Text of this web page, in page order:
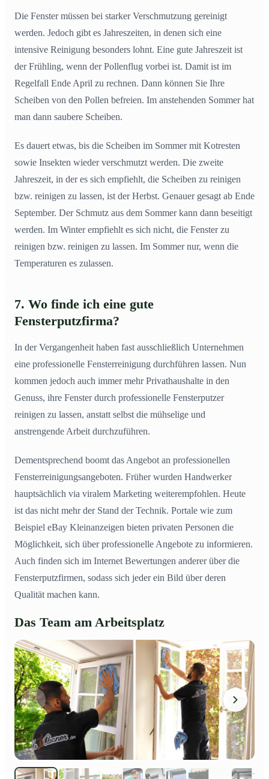
Die Fenster müssen bei starker Verschmutzung gereinigt
werden. Jedoch gibt es Jahreszeiten, in denen sich eine
intensive Reinigung besonders lohnt. Eine gute Jahreszeit ist
der Frühling, wenn der Pollenflug vorbei ist. Damit ist im
Regelfall Ende April zu rechnen. Dann können Sie Ihre
Scheiben von den Pollen befreien. Im anstehenden Sommer hat
man dann saubere Scheiben.
Es dauert etwas, bis die Scheiben im Sommer mit Kotresten
sowie Insekten wieder verschmutzt werden. Die zweite
Jahreszeit, in der es sich empfiehlt, die Scheiben zu reinigen
bzw. reinigen zu lassen, ist der Herbst. Genauer gesagt ab Ende
September. Der Schmutz aus dem Sommer kann dann beseitigt
werden. Im Winter empfiehlt es sich nicht, die Fenster zu
reinigen bzw. reinigen zu lassen. Im Sommer nur, wenn die
Temperaturen es zulassen.
7. Wo finde ich eine gute
Fensterputzfirma?
In der Vergangenheit haben fast ausschließlich Unternehmen
eine professionelle Fensterreinigung durchführen lassen. Nun
kommen jedoch auch immer mehr Privathaushalte in den
Genuss, ihre Fenster durch professionelle Fensterputzer
reinigen zu lassen, anstatt selbst die mühselige und
anstrengende Arbeit durchzuführen.
Dementsprechend boomt das Angebot an professionellen
Fensterreinigungsangeboten. Früher wurden Handwerker
hauptsächlich via viralem Marketing weiterempfohlen. Heute
ist das nicht mehr der Stand der Technik. Portale wie zum
Beispiel eBay Kleinanzeigen bieten privaten Personen die
Möglichkeit, sich über professionelle Angebote zu informieren.
Auch finden sich im Internet Bewertungen anderer über die
Fensterputzfirmen, sodass sich jeder ein Bild über deren
Qualität machen kann.
Das Team am Arbeitsplatz